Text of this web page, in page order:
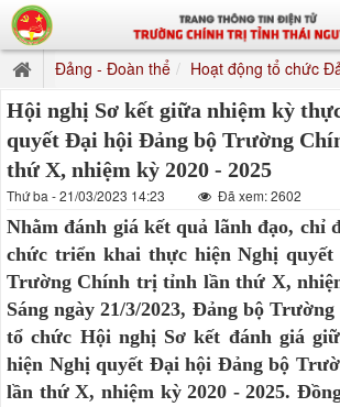
Đảng - Đoàn thể Hoạt động tổ chức
Hội nghị Sơ kết giữa nhiệm kỳ
quyết Đại hội Đảng bộ Trường
thứ X, nhiệm kỳ 2020 - 2025
Thứ ba - 21/03/2023 14:23 Đã xem: 2602
Nhằm đánh giá kết quả lãnh đạo, chỉ
chức triển khai thực hiện Nghị
Trường Chính trị tỉnh lần thứ X,
Sáng ngày 21/3/2023, Đảng bộ
tổ chức Hội nghị Sơ kết đánh giá
hiện Nghị quyết Đại hội Đảng bộ
lần thứ X, nhiệm kỳ 2020 - 2025.